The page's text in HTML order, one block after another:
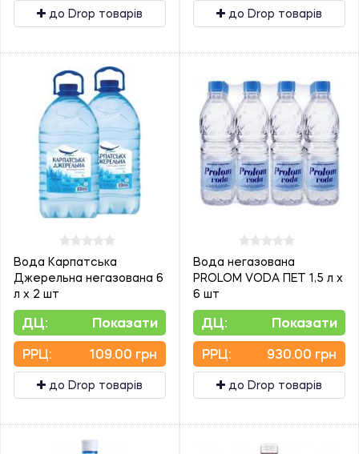
до Drop товарів до Drop товарів
Вода Карпатська
Джерельна негазована 6
л х 2 шт
ДЦ: Показати
PPЦ: 109.00 грн
до Drop товарів
Вода негазована
PROLOM VODA ПЕТ 1,5 л х
6 шт
ДЦ: Показати
PPЦ: 930.00 грн
до Drop товарів